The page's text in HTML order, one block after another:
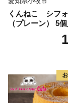
くんねこ シフ
（プレーン） 5